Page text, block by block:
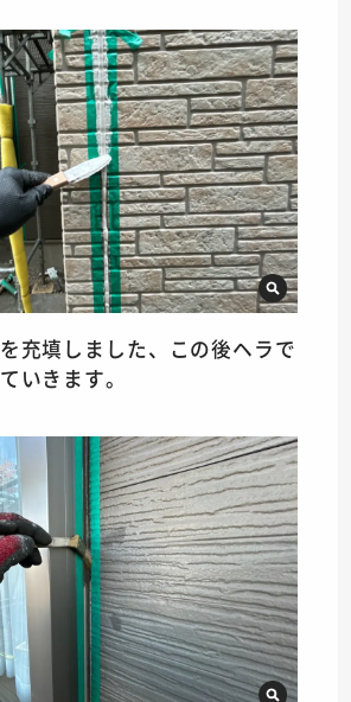
充填しました、この後ヘラで
いきます。